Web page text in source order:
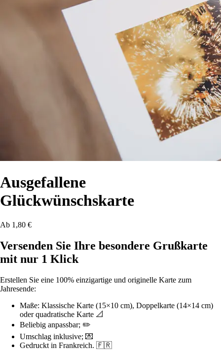
Ausgefallene
Glückwünschskarte
Ab 1,80 €
Versenden Sie Ihre besondere Grußkarte
mit nur 1 Klick
Erstellen Sie eine 100% einzigartige und originelle Karte zum
Jahresende:
Maße: Klassische Karte (15×10 cm), Doppelkarte (14×14 cm)
oder quadratische Karte 📐
Beliebig anpassbar; ✏️
Umschlag inklusive; 💌
Gedruckt in Frankreich. 🇫🇷